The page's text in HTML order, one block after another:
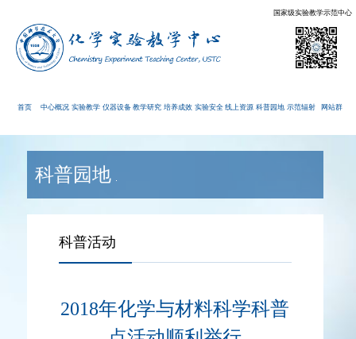
国家级实验教学示范中心
首页 中心概况 实验教学 仪器设备 教学研究 培养成效 实验安全 线上资源 科普园地 示范辐射 网站群
科普园地
科普活动
2018年化学与材料科学科普